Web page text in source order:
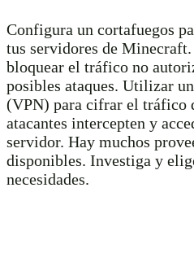
Configura un cortafuegos
tus servidores de
bloquear el tráfico no
posibles ataques. Utilizar
(VPN) para cifrar el tráfico
atacantes intercepten y
servidor. Hay muchos
disponibles. Investiga y
necesidades.